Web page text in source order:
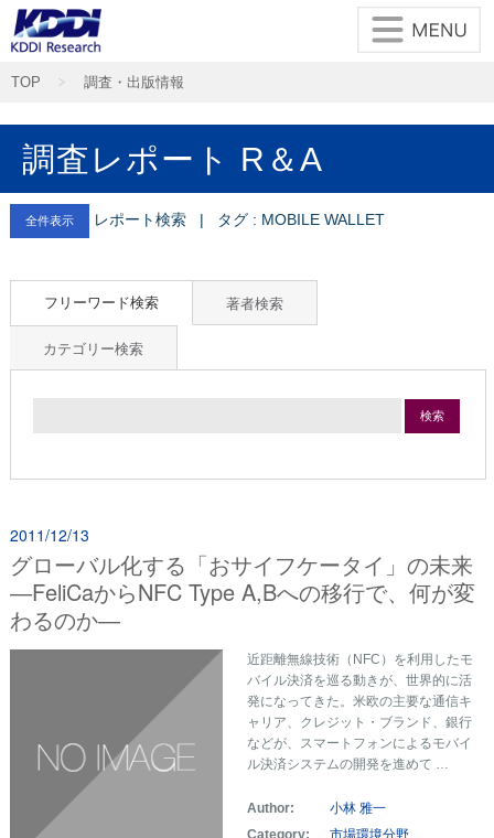
TOP 調査・出版情報
調査レポート R＆A
全件表示 レポート検索 | タグ : MOBILE WALLET
フリーワード検索 著者検索
カテゴリー検索
検索
2011/12/13
グローバル化する「おサイフケータイ」の未来
―FeliCaからNFC Type A,Bへの移行で、何が変
わるのか―
近距離無線技術（NFC）を利用したモ
バイル決済を巡る動きが、世界的に活
発になってきた。米欧の主要な通信キ
ャリア、クレジット・ブランド、銀行
などが、スマートフォンによるモバイ
ル決済システムの開発を進めて …
Author:
小林 雅一
Category:
市場環境分野